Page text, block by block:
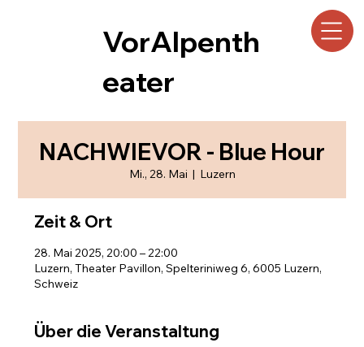
VorAlpenth
eater
NACHWIEVOR - Blue Hour
Mi., 28. Mai
  |
Luzern
Zeit & Ort
28. Mai 2025, 20:00 – 22:00
Luzern, Theater Pavillon, Spelteriniweg 6, 6005 Luzern,
Schweiz
Über die Veranstaltung